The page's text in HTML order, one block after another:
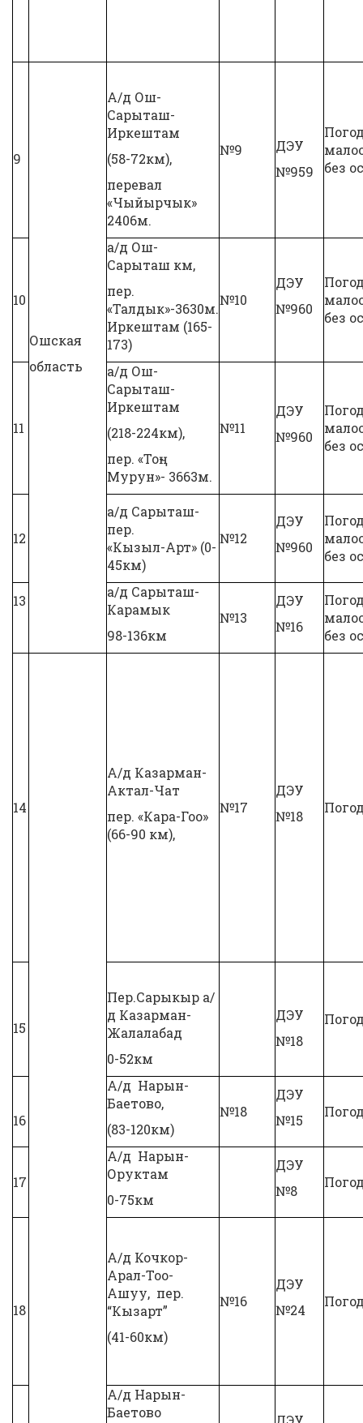
9
Ошская
область
А/д Ош-
Сарыташ-
Иркештам
(58-72км),
перевал
«Чыйырчык»
2406м.
№9
ДЭУ
№959
без
10
а/д Ош-
Сарыташ км,
пер.
«Талдык»-3630м.
Иркештам (165-
173)
№10
ДЭУ
№960
без
11
а/д Ош-
Сарыташ-
Иркештам
(218-224км),
пер. «Тоң-
Мурун»- 3663м.
№11
ДЭУ
№960
без
12
а/д Сарыташ-
пер.
«Кызыл-Арт» (0-
45км)
№12
ДЭУ
№960
без
13
а/д Сарыташ-
Карамык
98-136км
№13
ДЭУ
№16
без
14
А/д Казарман-
Актал-Чат
пер. «Кара-Гоо»
(66-90 км),
№17
ДЭУ
№18
15
Пер.Сарыкыр а/
д Казарман-
Жалалабад
0-52км
ДЭУ
№18
16
А/д Нарын-
Баетово,
(83-120км)
№18
ДЭУ
№15
17
А/д Нарын-
Оруктам
0-75км
ДЭУ
№8
18
А/д Кочкор-
Арал-Тоо-
Ашуу, пер.
“Кызарт”
(41-60км)
№16
ДЭУ
№24
А/д Нарын-
Баетово